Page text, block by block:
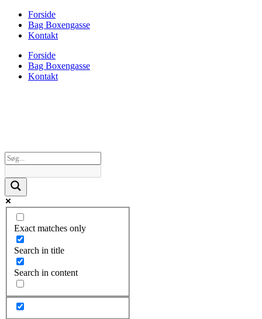
Forside
Bag Boxengasse
Kontakt
Forside
Bag Boxengasse
Kontakt
Exact matches only
Search in title
Search in content